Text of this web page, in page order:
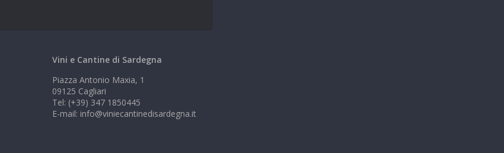
Vini e Cantine di Sardegna
Piazza Antonio Maxia, 1
09125 Cagliari
Tel: (+39) 347 1850445
E-mail: info@viniecantinedisardegna.it